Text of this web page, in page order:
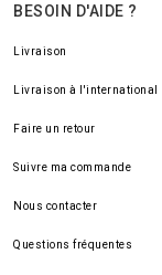
BESOIN D'AIDE ?
Livraison
Livraison à l'international
Faire un retour
Suivre ma commande
Nous contacter
Questions fréquentes